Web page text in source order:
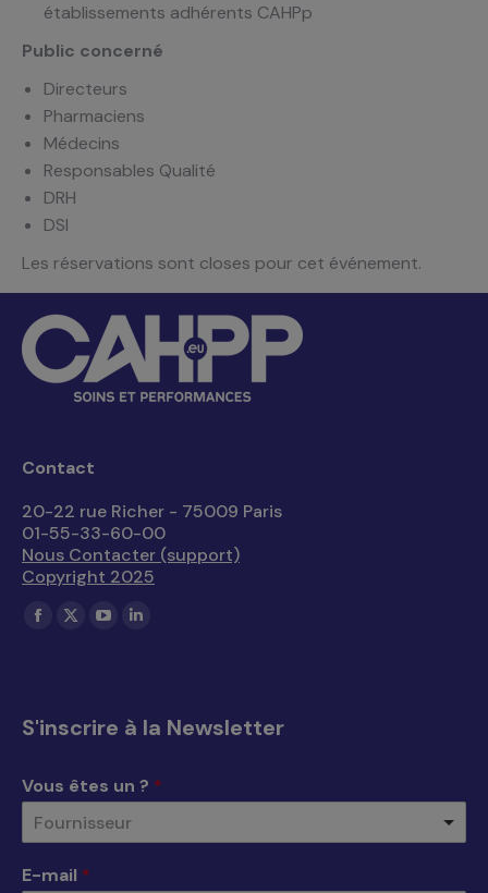
établissements adhérents CAHPp
Public concerné
Directeurs
Pharmaciens
Médecins
Responsables Qualité
DRH
DSI
Les réservations sont closes pour cet événement.
Contact
20-22 rue Richer - 75009 Paris
01-55-33-60-00
Nous Contacter (support)
Copyright 2025
Trouvez nous sur :
La
dans
nouvelle
fenêtre
La
dans
nouvelle
fenêtre
La
dans
nouvelle
fenêtre
La
dans
nouvelle
S'inscrire à la Newsletter
Vous êtes un ? *
Fournisseur
E-mail *